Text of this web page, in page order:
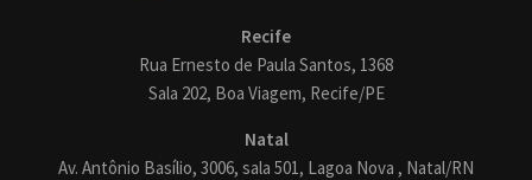
Recife
Rua Ernesto de Paula Santos, 1368
Sala 202, Boa Viagem, Recife/PE
Natal
Av. Antônio Basílio, 3006, sala 501, Lagoa Nova , Natal/RN